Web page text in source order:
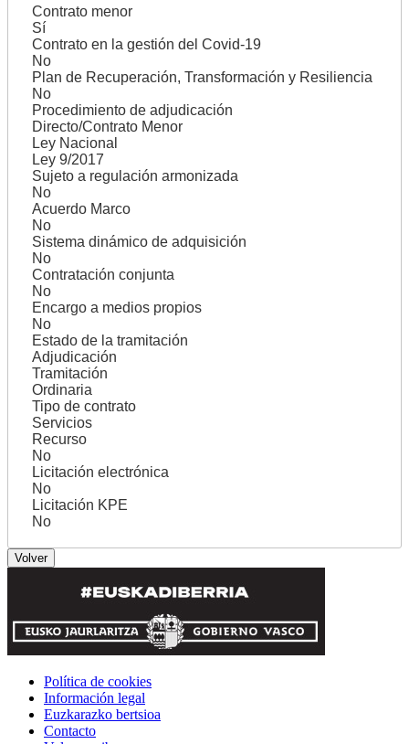
Contrato menor
Sí
Contrato en la gestión del Covid-19
No
Plan de Recuperación, Transformación y Resiliencia
No
Procedimiento de adjudicación
Directo/Contrato Menor
Ley Nacional
Ley 9/2017
Sujeto a regulación armonizada
No
Acuerdo Marco
No
Sistema dinámico de adquisición
No
Contratación conjunta
No
Encargo a medios propios
No
Estado de la tramitación
Adjudicación
Tramitación
Ordinaria
Tipo de contrato
Servicios
Recurso
No
Licitación electrónica
No
Licitación KPE
No
Política de cookies
Información legal
Euzkarazko bertsioa
Contacto